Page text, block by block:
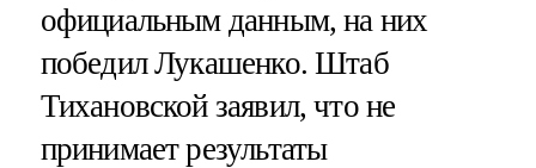
официальным данным, на них
победил Лукашенко. Штаб
Тихановской заявил, что не
принимает результаты